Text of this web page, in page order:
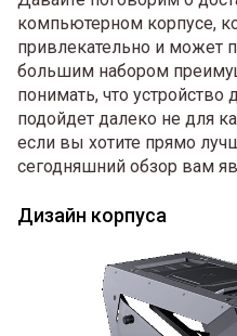
компьютерном корпусе,
привлекательно и может
большим набором
понимать, что устройство
подойдет далеко не для
если вы хотите прямо
сегодняшний обзор вам
Дизайн корпуса